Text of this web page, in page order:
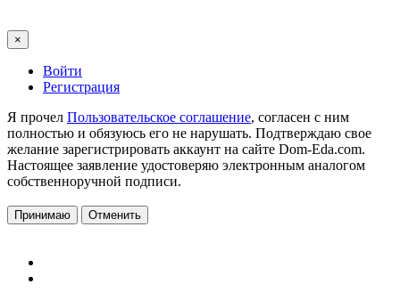
×
Войти
Регистрация
Я прочел Пользовательское соглашение, согласен с ним
полностью и обязуюсь его не нарушать. Подтверждаю свое
желание зарегистрировать аккаунт на сайте Dom-Eda.com.
Настоящее заявление удостоверяю электронным аналогом
собственноручной подписи.
Принимаю Отменить